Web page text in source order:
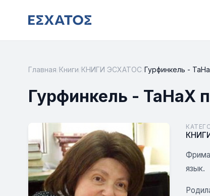
Главная Книги КНИГИ ЭСХАТОС Гурфинкель -
Гурфинкель - ТаНаХ
Фрима
язык.